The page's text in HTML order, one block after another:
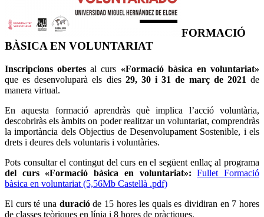
FORMACIÓ
BÀSICA EN VOLUNTARIAT
Inscripcions obertes al curs «Formació bàsica en voluntariat»
que es desenvoluparà els dies 29, 30 i 31 de març de 2021 de
manera virtual.
En aquesta formació aprendràs què implica l’acció voluntària,
descobriràs els àmbits on poder realitzar un voluntariat, comprendràs
la importància dels Objectius de Desenvolupament Sostenible, i els
drets i deures dels voluntaris i voluntàries.
Pots consultar el contingut del curs en el següent enllaç al programa
del curs «Formació bàsica en voluntariat»:
Fullet Formació
bàsica en voluntariat (5,56Mb Castellà .pdf)
El curs té una duracióde 15 hores les quals es dividiran en 7 hores
de classes teòriques en línia i 8 hores de pràctiques.